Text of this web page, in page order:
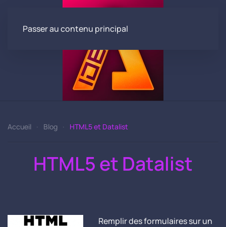
Passer au contenu principal
Accueil Blog HTML5 et Datalist
HTML5 et Datalist
Remplir des formulaires sur un